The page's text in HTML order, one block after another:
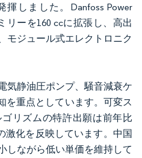
しました。Danfoss Power
リーを160 ccに拡張し、高出
モジュール式エレクトロニク
気静油圧ポンプ、騒音減衰ケ
を重点としています。可変ス
リズムの特許出願は前年比
激化を反映しています。中国
しながら低い単価を維持して